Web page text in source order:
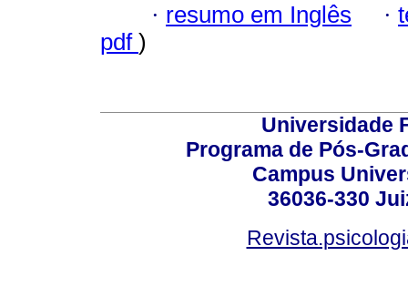
· resumo em Inglês ·
pdf )
Universidade
Programa de Pós-
Campus
36036-330